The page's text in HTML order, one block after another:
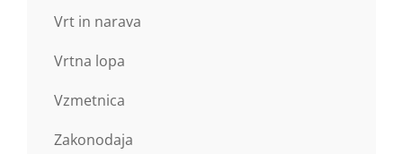
Vrt in narava
Vrtna lopa
Vzmetnica
Zakonodaja